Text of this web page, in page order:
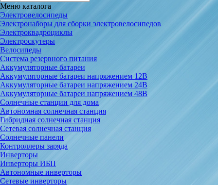
Меню каталога
Электровелосипеды
Электронаборы для сборки электровелосипедов
Электроквадроциклы
Электроскутеры
Велосипеды
Система резервного питания
Аккумуляторные батареи
Аккумуляторные батареи напряжением 12В
Аккумуляторные батареи напряжением 24В
Аккумуляторные батареи напряжением 48В
Солнечные станции для дома
Автономная солнечная станция
Гибридная солнечная станция
Сетевая солнечная станция
Солнечные панели
Контроллеры заряда
Инверторы
Инверторы ИБП
Автономные инверторы
Сетевые инверторы